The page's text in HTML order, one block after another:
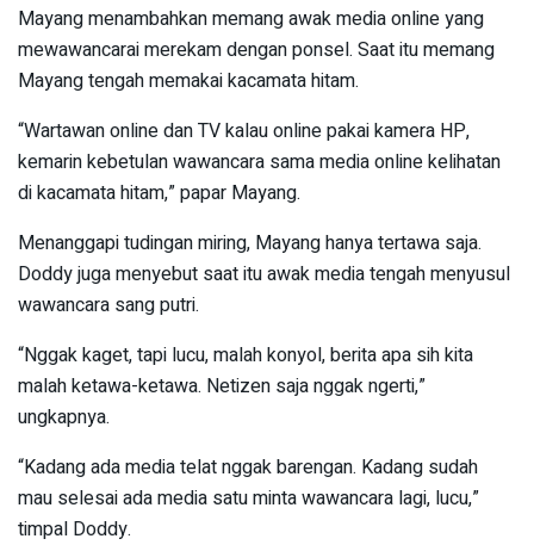
Mayang menambahkan memang awak media online yang
mewawancarai merekam dengan ponsel. Saat itu memang
Mayang tengah memakai kacamata hitam.
“Wartawan online dan TV kalau online pakai kamera HP,
kemarin kebetulan wawancara sama media online kelihatan
di kacamata hitam,” papar Mayang.
Menanggapi tudingan miring, Mayang hanya tertawa saja.
Doddy juga menyebut saat itu awak media tengah menyusul
wawancara sang putri.
“Nggak kaget, tapi lucu, malah konyol, berita apa sih kita
malah ketawa-ketawa. Netizen saja nggak ngerti,”
ungkapnya.
“Kadang ada media telat nggak barengan. Kadang sudah
mau selesai ada media satu minta wawancara lagi, lucu,”
timpal Doddy.